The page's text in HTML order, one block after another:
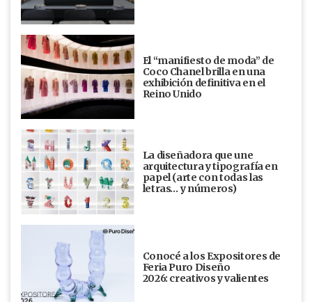
El “manifiesto de moda” de
Coco Chanel brilla en una
exhibición definitiva en el
Reino Unido
La diseñadora que une
arquitectura y tipografía en
papel (arte con todas las
letras… y números)
Conocé a los Expositores de
Feria Puro Diseño
2026: creativos y valientes